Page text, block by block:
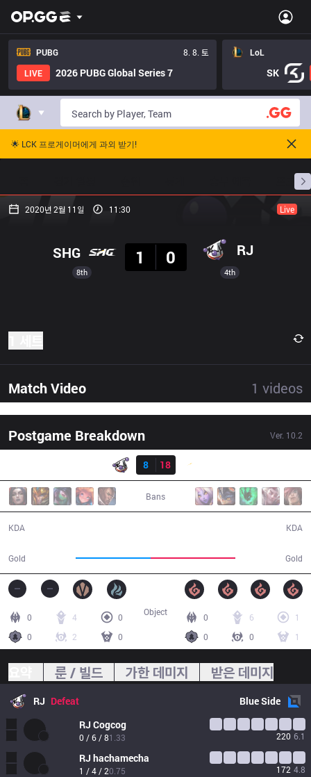
PUBG
8. 8. 토
LIVE
2026 PUBG Global Series 7
LoL
SK
🌟 LCK 프로게이머에게 과외 받기!
프로빌
2020년 2월 11일 11:30 Live
8th
SHG
1
0 RJ
4th
Match Video 1 videos
Postgame Breakdown Ver. 10.2
8
18
Bans
KDA
Gold Gold
KDA
0 4
0
0
2 0
0 6
1
0
0 1
Object
룬 / 빌드 가한 데미지 받은 데미지
RJ Defeat BlueSide
RJ Cogcog
0 / 6 / 81.33 220 6.1
RJ hachamecha
1 / 4 / 20.75 172 4.8